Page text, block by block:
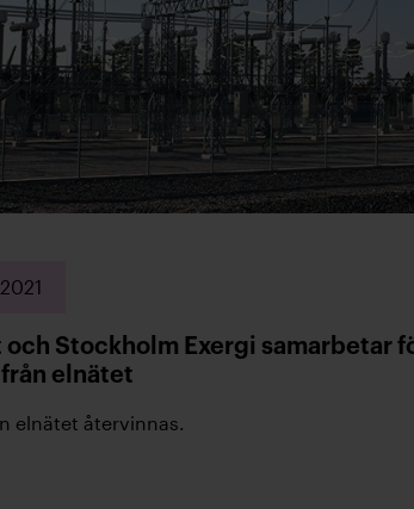
och Stockholm Exergi samarbetar
elnätet
elnätet återvinnas.